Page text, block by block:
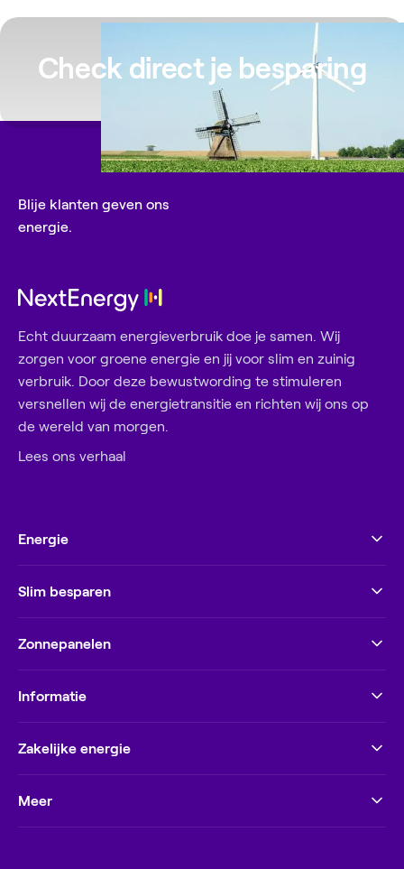
Check direct je besparing
Blije klanten geven ons
energie.
Echt duurzaam energieverbruik doe je samen. Wij
zorgen voor groene energie en jij voor slim en zuinig
verbruik. Door deze bewustwording te stimuleren
versnellen wij de energietransitie en richten wij ons op
de wereld van morgen.
Lees ons verhaal
Energie
Slim besparen
Zonnepanelen
Informatie
Zakelijke energie
Meer